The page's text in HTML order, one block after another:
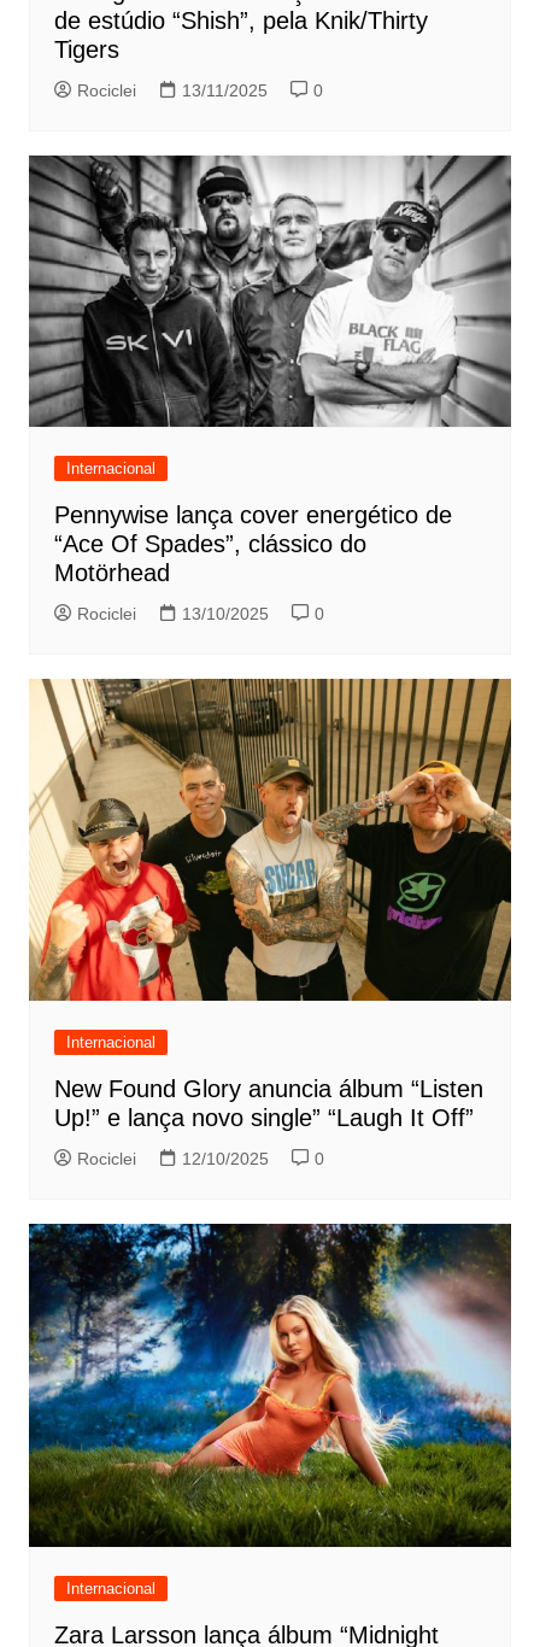
de estúdio “Shish”, pela Knik/Thirty
Tigers
Rociclei 13/11/2025 0
Internacional
Pennywise lança cover energético de
“Ace Of Spades”, clássico do
Motörhead
Rociclei 13/10/2025 0
Internacional
New Found Glory anuncia álbum “Listen
Up!” e lança novo single” “Laugh It Off”
Rociclei 12/10/2025 0
Internacional
Zara Larsson lança álbum “Midnight